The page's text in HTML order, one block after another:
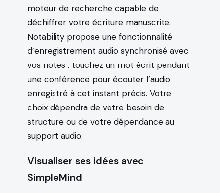
moteur de recherche capable de
déchiffrer votre écriture manuscrite.
Notability propose une fonctionnalité
d’enregistrement audio synchronisé avec
vos notes : touchez un mot écrit pendant
une conférence pour écouter l’audio
enregistré à cet instant précis. Votre
choix dépendra de votre besoin de
structure ou de votre dépendance au
support audio.
Visualiser ses idées avec
SimpleMind